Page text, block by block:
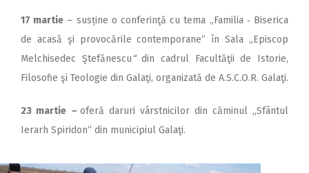
17 martie – susține o conferinţă cu tema „Familia ‑ Biserica
de acasă şi provocările contemporane“ în Sala „Episcop
Melchisedec Ştefănescu“din cadrul Facultăţii de Istorie,
Filosofie şi Teologie din Galaţi, organizată de A.S.C.O.R. Galaţi.
23 martie – oferă daruri vârstnicilor din căminul „Sfântul
Ierarh Spiridon“ din municipiul Galaţi.